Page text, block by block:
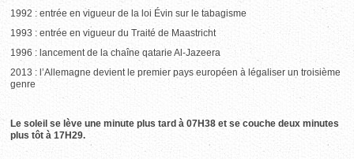
1992 : entrée en vigueur de la loi Évin sur le tabagisme
1993 : entrée en vigueur du Traité de Maastricht
1996 : lancement de la chaîne qatarie Al-Jazeera
2013 : l’Allemagne devient le premier pays européen à légaliser un troisième
genre
Le soleil se lève une minute plus tard à 07H38 et se couche deux minutes
plus tôt à 17H29.